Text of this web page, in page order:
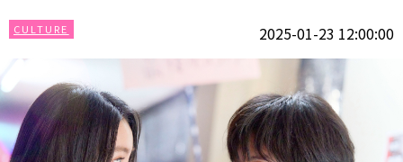
CULTURE 2025-01-23 12:00:00